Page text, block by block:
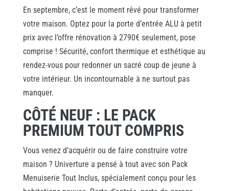
En septembre, c’est le moment rêvé pour transformer
votre maison. Optez pour la porte d’entrée ALU à petit
prix avec l’offre rénovation à 2790€ seulement, pose
comprise ! Sécurité, confort thermique et esthétique au
rendez-vous pour redonner un sacré coup de jeune à
votre intérieur. Un incontournable à ne surtout pas
manquer.
CÔTÉ NEUF : LE PACK
PREMIUM TOUT COMPRIS
Vous venez d’acquérir ou de faire construire votre
maison ? Univerture a pensé à tout avec son Pack
Menuiserie Tout Inclus, spécialement conçu pour les